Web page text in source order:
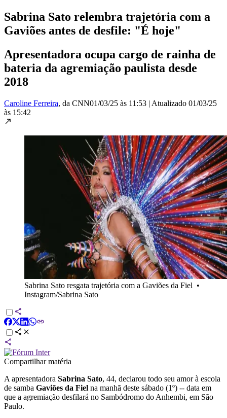
Sabrina Sato relembra trajetória com a
Gaviões antes de desfile: "É hoje"
Apresentadora ocupa cargo de rainha de
bateria da agremiação paulista desde
2018
Caroline Ferreira, da CNN01/03/25 às 11:53 | Atualizado 01/03/25
às 15:42
Sabrina Sato resgata trajetória com a Gaviões da Fiel •
Instagram/Sabrina Sato
Compartilhar matéria
A apresentadora Sabrina Sato, 44, declarou todo seu amor à escola
de samba Gaviões da Fiel na manhã deste sábado (1º) -- data em
que a agremiação desfilará no Sambódromo do Anhembi, em São
Paulo.